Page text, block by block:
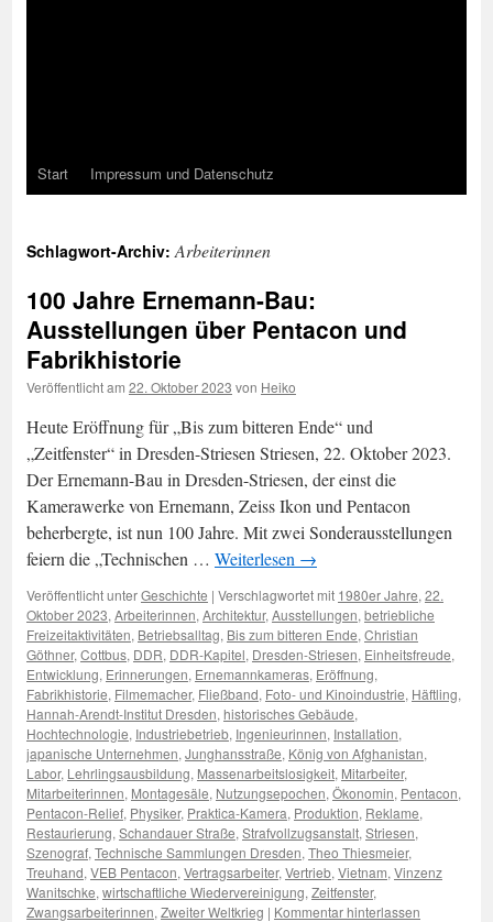
Start Impressum und Datenschutz
Schlagwort-Archiv:Arbeiterinnen
100 Jahre Ernemann-Bau:
Ausstellungen über Pentacon und
Fabrikhistorie
Veröffentlicht am 22. Oktober 2023 von Heiko
Heute Eröffnung für „Bis zum bitteren Ende“ und
„Zeitfenster“ in Dresden-Striesen Striesen, 22. Oktober 2023.
Der Ernemann-Bau in Dresden-Striesen, der einst die
Kamerawerke von Ernemann, Zeiss Ikon und Pentacon
beherbergte, ist nun 100 Jahre. Mit zwei Sonderausstellungen
feiern die „Technischen … Weiterlesen →
Veröffentlicht unterGeschichte | Verschlagwortet mit 1980er Jahre, 22.
Oktober 2023, Arbeiterinnen, Architektur, Ausstellungen, betriebliche
Freizeitaktivitäten, Betriebsalltag, Bis zum bitteren Ende, Christian
Göthner, Cottbus, DDR, DDR-Kapitel, Dresden-Striesen, Einheitsfreude,
Entwicklung, Erinnerungen, Ernemannkameras, Eröffnung,
Fabrikhistorie, Filmemacher, Fließband, Foto- und Kinoindustrie, Häftling,
Hannah-Arendt-Institut Dresden, historisches Gebäude,
Hochtechnologie, Industriebetrieb, Ingenieurinnen, Installation,
japanische Unternehmen, Junghansstraße, König von Afghanistan,
Labor, Lehrlingsausbildung, Massenarbeitslosigkeit, Mitarbeiter,
Mitarbeiterinnen, Montagesäle, Nutzungsepochen, Ökonomin, Pentacon,
Pentacon-Relief, Physiker, Praktica-Kamera, Produktion, Reklame,
Restaurierung, Schandauer Straße, Strafvollzugsanstalt, Striesen,
Szenograf, Technische Sammlungen Dresden, Theo Thiesmeier,
Treuhand, VEB Pentacon, Vertragsarbeiter, Vertrieb, Vietnam, Vinzenz
Wanitschke, wirtschaftliche Wiedervereinigung, Zeitfenster,
Zwangsarbeiterinnen, Zweiter Weltkrieg | Kommentar hinterlassen